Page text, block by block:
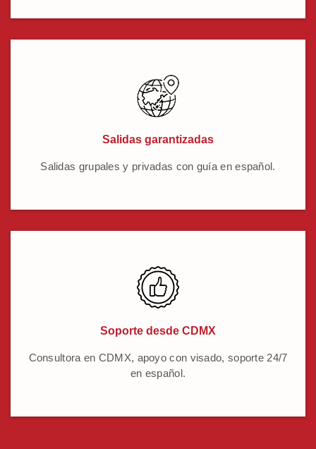
Salidas garantizadas
Salidas grupales y privadas con guía en español.
Soporte desde CDMX
Consultora en CDMX, apoyo con visado, soporte 24/7
en español.